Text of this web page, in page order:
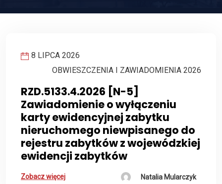
8 LIPCA 2026
OBWIESZCZENIA I ZAWIADOMIENIA 2026
RZD.5133.4.2026 [N-5]
Zawiadomienie o wyłączeniu
karty ewidencyjnej zabytku
nieruchomego niewpisanego do
rejestru zabytków z wojewódzkiej
ewidencji zabytków
Zobacz więcej Natalia Mularczyk